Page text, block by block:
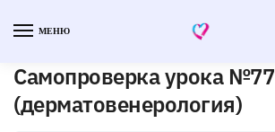
МЕНЮ
Самопроверка урока №77
(дерматовенерология)